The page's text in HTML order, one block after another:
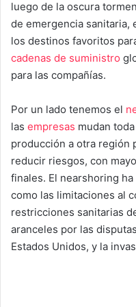
luego de la oscura
de emergencia sanitaria,
los destinos favoritos
cadenas de suministro
para las compañías.
Por un lado tenemos el
las empresas mudan
producción a otra región
reducir riesgos, con
finales. El nearshoring
como las limitaciones al
restricciones sanitarias
aranceles por las
Estados Unidos, y la